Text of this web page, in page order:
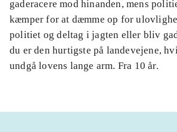
gaderacere mod hinanden, mens
kæmper for at dæmme op for
politiet og deltag i jagten eller bliv
du er den hurtigste på landevejene,
undgå lovens lange arm. Fra 10 år.